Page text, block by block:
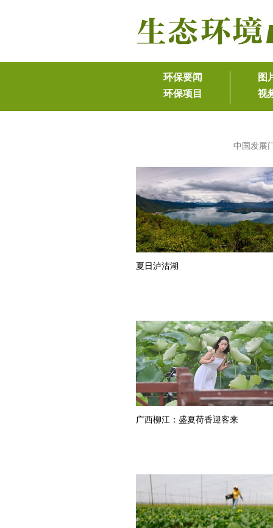
中国发展
夏日泸沽湖
广西柳江：盛夏荷香迎客来